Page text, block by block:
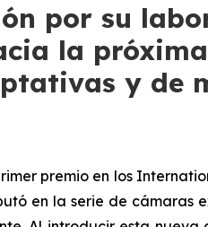
por su
la próxima
y de
premio en los
en la serie de cámaras